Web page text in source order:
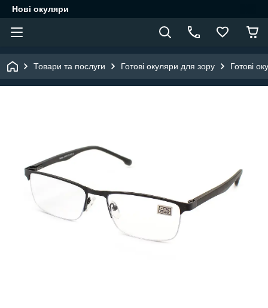
Нові окуляри
Товари та послуги Готові окуляри для зору Готові